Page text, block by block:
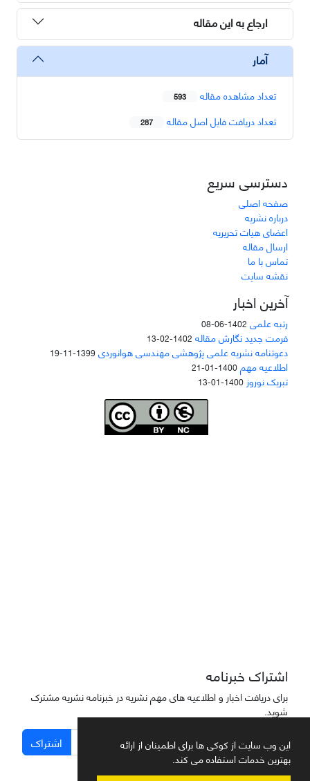
این وب سایت از کوکی ها برای اطمینان از ارائه
بهترین خدمات استفاده می کند.
ارجاع به این مقاله
آمار
تعداد مشاهده مقاله 593
تعداد دریافت فایل اصل مقاله 287
دسترسی سریع
صفحه اصلی
درباره نشریه
اعضای هیات تحریریه
ارسال مقاله
تماس با ما
نقشه سایت
آخرین اخبار
رتبه علمی 1402-06-08
فرمت جدید نگارش مقاله 1402-02-13
دعوتنامه نشریه علمی پژوهشی مهندسی هوانوردی1399-11-19
اطلاعیه مهم1400-01-21
تبریک نوروز 1400-01-13
اشتراک خبرنامه
برای دریافت اخبار و اطلاعیه های مهم نشریه در خبرنامه نشریه مشترک
شوید.
اشتراک